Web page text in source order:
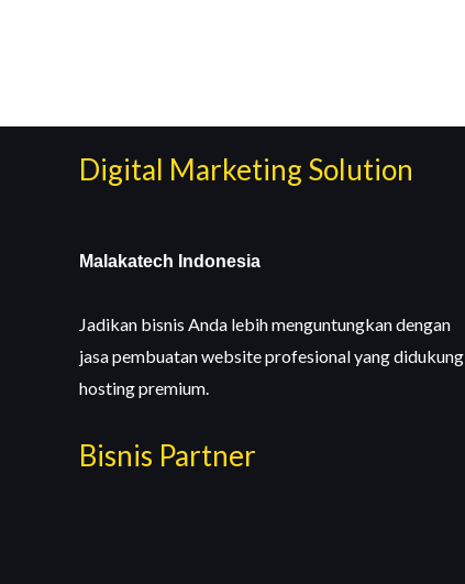
Digital Marketing Solution
Malakatech Indonesia
Jadikan bisnis Anda lebih menguntungkan dengan
jasa pembuatan website profesional yang didukung
hosting premium.
Bisnis Partner